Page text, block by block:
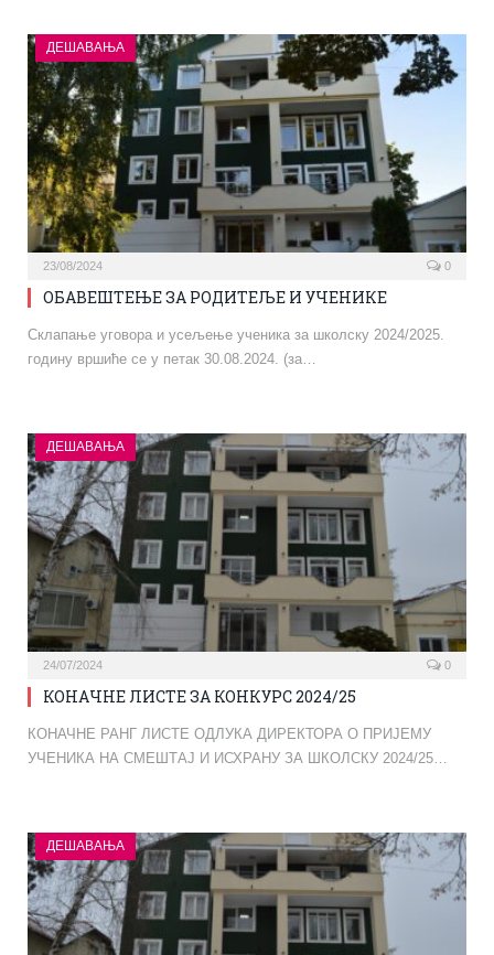
ДЕШАВАЊА
23/08/2024 0
ОБАВЕШТЕЊЕ ЗА РОДИТЕЉЕ И УЧЕНИКЕ
Склапање уговора и усељење ученика за школску 2024/2025.
годину вршиће се у петак 30.08.2024. (за…
ДЕШАВАЊА
24/07/2024 0
КОНАЧНЕ ЛИСТЕ ЗА КОНКУРС 2024/25
КОНАЧНЕ РАНГ ЛИСТЕ ОДЛУКА ДИРЕКТОРА О ПРИЈЕМУ
УЧЕНИКА НА СМЕШТАЈ И ИСХРАНУ ЗА ШКОЛСКУ 2024/25…
ДЕШАВАЊА